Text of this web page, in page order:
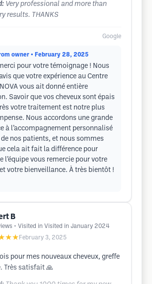
Very professional and more than
results. THANKS
Google
owner • February 28, 2025
pour votre témoignage ! Nous
que votre expérience au Centre
vous ait donné entière
Savoir que vos cheveux sont épais
votre traitement est notre plus
Nous accordons une grande
à l’accompagnement personnalisé
nos patients, et nous sommes
cela ait fait la différence pour
l’équipe vous remercie pour votre
votre bienveillance. À très bientôt !
B
• Visited in Visited in January 2024
February 3, 2025
pour mes nouveaux cheveux, greffe
Très satisfait 🙏